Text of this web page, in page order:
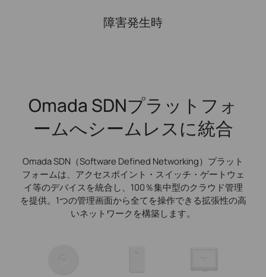
障害発生時
Omada SDNプラットフォ
ームへシームレスに統合
Omada SDN（Software Defined Networking）プラット
フォームは、アクセスポイント・スイッチ・ゲートウェ
イ等のデバイスを統合し、100％集中型のクラウド管理
を提供。1つの管理画面から全てを操作できる拡張性の高
いネットワークを構築します。